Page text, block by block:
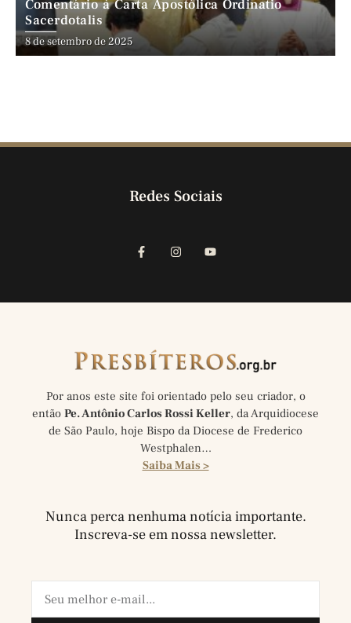
Comentário à Carta Apostólica Ordinatio
Sacerdotalis
8 de setembro de 2025
Redes Sociais
Por anos este site foi orientado pelo seu criador, o
então Pe. Antônio Carlos Rossi Keller, da Arquidiocese
de São Paulo, hoje Bispo da Diocese de Frederico
Westphalen…
Saiba Mais >
Nunca perca nenhuma notícia importante.
Inscreva-se em nossa newsletter.